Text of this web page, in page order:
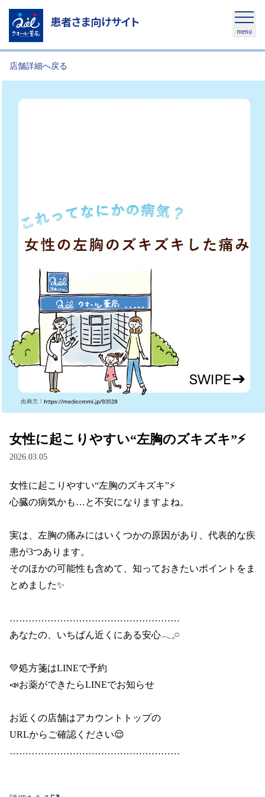
患者さま向けサイト
menu
店舗詳細へ戻る
女性に起こりやすい“左胸のズキズキ”⚡
2026.03.05
女性に起こりやすい“左胸のズキズキ”⚡
心臓の病気かも…と不安になりますよね。
実は、左胸の痛みにはいくつかの原因があり、代表的な疾
患が3つあります。
そのほかの可能性も含めて、知っておきたいポイントをま
とめました✨
………………………………………………
あなたの、いちばん近くにある安心𓂃𓈒𓏸
💚処方箋はLINEで予約
📣お薬ができたらLINEでお知らせ
お近くの店舗はアカウントトップの
URLからご確認ください😌
………………………………………………